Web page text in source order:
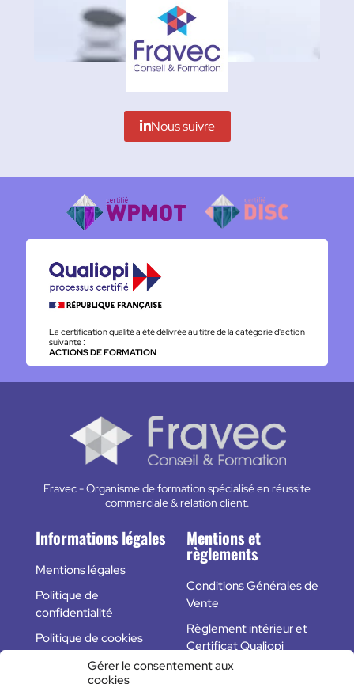
Gérer le consentement aux
cookies
Nous suivre
La certification qualité a été délivrée au titre de la catégorie d'action
suivante :
ACTIONS DE FORMATION
Fravec - Organisme de formation spécialisé en réussite
commerciale & relation client.
Informations légales
Mentions légales
Politique de
confidentialité
Politique de cookies
Mentions et
règlements
Conditions Générales de
Vente
Règlement intérieur et
Certificat Qualiopi